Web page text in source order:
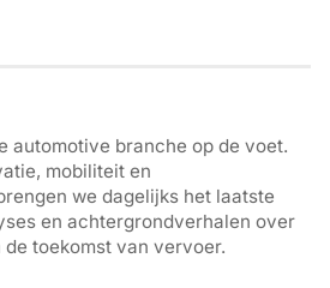
automotive branche op de voet.
mobiliteit en
we dagelijks het laatste
en achtergrondverhalen over
de toekomst van vervoer.